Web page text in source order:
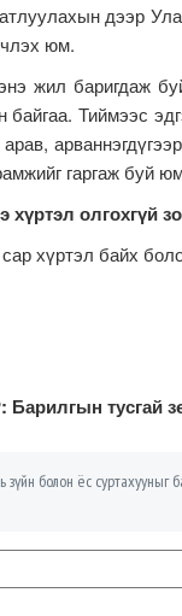
дээр
юм.
баригдаж буй
байгаа. Тиймээс
гаргаж буй
олгохгүй
хүртэл байх
тусгай
болон ёс суртахууныг